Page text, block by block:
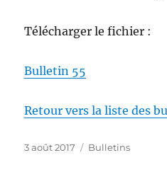
Télécharger le fichier :
Bulletin 55
Retour vers la liste des
Publié
3 août 2017 Catégories
Bulletins